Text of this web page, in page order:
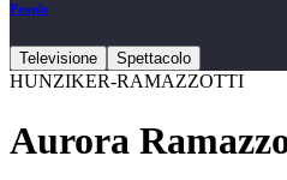
People
Televisione Spettacolo
HUNZIKER-RAMAZZOTTI
Aurora